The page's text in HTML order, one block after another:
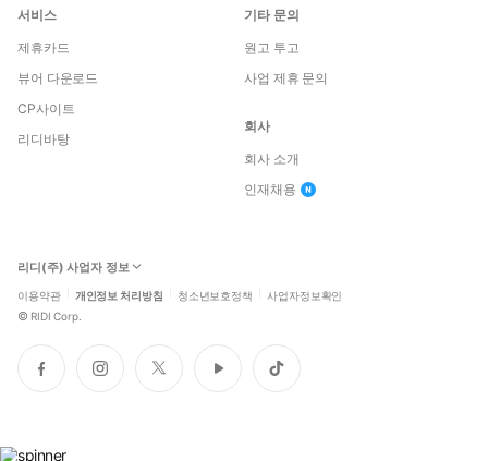
서비스
제휴카드
뷰어 다운로드
CP사이트
리디바탕
기타 문의
원고 투고
사업 제휴 문의
회사
회사 소개
인재채용
리디(주) 사업자 정보
이용약관 개인정보 처리방침 청소년보호정책 사업자정보확인
© RIDI Corp.
페
이
인
스
트
위
유
튜
틱
톡